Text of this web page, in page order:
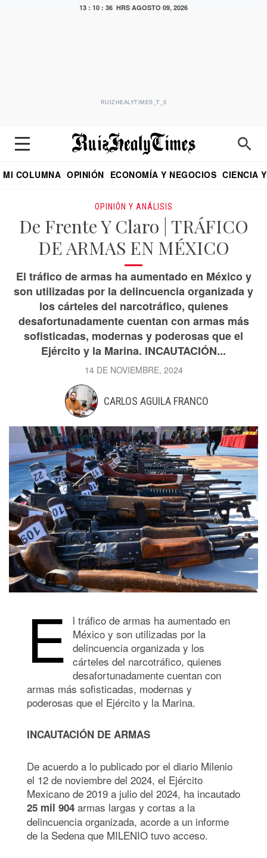
13 : 10 : 37 HRS AGOSTO 09, 2026
RUIZHEALYTIMES_T_0
MI COLUMNA OPINIÓN ECONOMÍA Y NEGOCIOS CIENCIA
OPINIÓN Y ANÁLISIS
De Frente Y Claro | TRÁFICO
DE ARMAS EN MÉXICO
El tráfico de armas ha aumentado en México y
son utilizadas por la delincuencia organizada y
los cárteles del narcotráfico, quienes
desafortunadamente cuentan con armas más
sofisticadas, modernas y poderosas que el
Ejército y la Marina. INCAUTACIÓN...
14 DE NOVIEMBRE, 2024
CARLOS AGUILA FRANCO
E
l tráfico de armas ha aumentado en
México y son utilizadas por la
delincuencia organizada y los
cárteles del narcotráfico, quienes
desafortunadamente cuentan con
armas más sofisticadas, modernas y
poderosas que el Ejército y la Marina.
INCAUTACIÓN DE ARMAS
De acuerdo a lo publicado por el diario Milenio
el 12 de noviembre del 2024, el Ejército
Mexicano de 2019 a julio del 2024, ha incautado
25 mil 904 armas largas y cortas a la
delincuencia organizada, acorde a un informe
de la Sedena que MILENIO tuvo acceso.